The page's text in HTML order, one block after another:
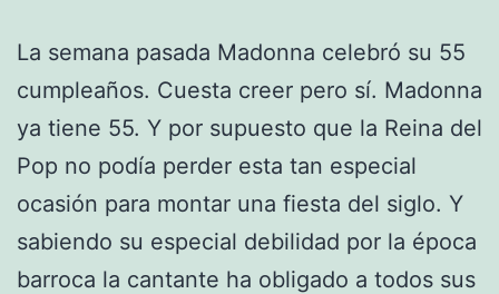
La semana pasada Madonna celebró su 55
cumpleaños. Cuesta creer pero sí. Madonna
ya tiene 55. Y por supuesto que la Reina del
Pop no podía perder esta tan especial
ocasión para montar una fiesta del siglo. Y
sabiendo su especial debilidad por la época
barroca la cantante ha obligado a todos sus